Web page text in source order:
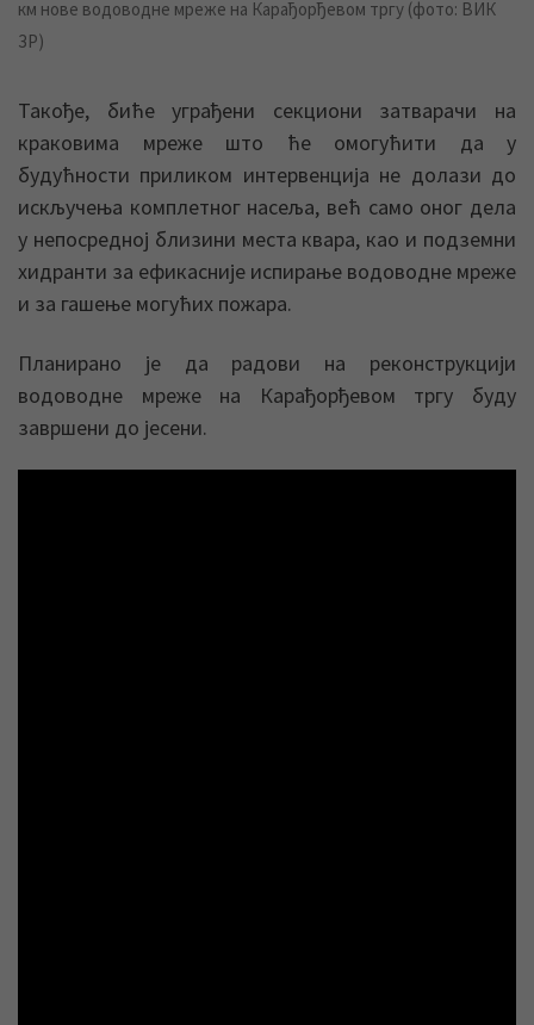
км нове водоводне мреже на Карађорђевом тргу (фото: ВИК
ЗР)
Такође, биће уграђени секциони затварачи на
краковима мреже што ће омогућити да у
будућности приликом интервенција не долази до
искључења комплетног насеља, већ само оног дела
у непосредној близини места квара, као и подземни
хидранти за ефикасније испирање водоводне мреже
и за гашење могућих пожара.
Планирано је да радови на реконструкцији
водоводне мреже на Карађорђевом тргу буду
завршени до јесени.